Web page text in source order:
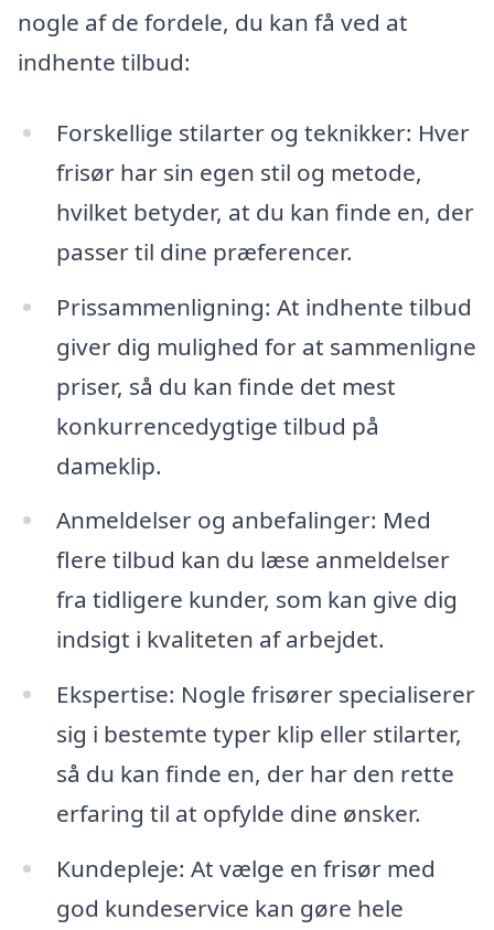
nogle af de fordele, du kan få ved at
indhente tilbud:
Forskellige stilarter og teknikker: Hver
frisør har sin egen stil og metode,
hvilket betyder, at du kan finde en, der
passer til dine præferencer.
Prissammenligning: At indhente tilbud
giver dig mulighed for at sammenligne
priser, så du kan finde det mest
konkurrencedygtige tilbud på
dameklip.
Anmeldelser og anbefalinger: Med
flere tilbud kan du læse anmeldelser
fra tidligere kunder, som kan give dig
indsigt i kvaliteten af arbejdet.
Ekspertise: Nogle frisører specialiserer
sig i bestemte typer klip eller stilarter,
så du kan finde en, der har den rette
erfaring til at opfylde dine ønsker.
Kundepleje: At vælge en frisør med
god kundeservice kan gøre hele